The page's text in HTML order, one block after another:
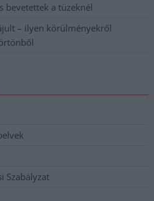
bevetettek a tüzeknél
– ilyen körülményekről
Szabályzat